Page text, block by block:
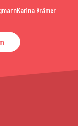
Karina Krämer